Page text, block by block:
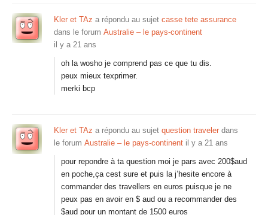
Kler et TAz a répondu au sujet casse tete assurance
dans le forum Australie – le pays-continent
il y a 21 ans
oh la wosho je comprend pas ce que tu dis.
peux mieux texprimer.
merki bcp
Kler et TAz a répondu au sujet question traveler dans
le forum Australie – le pays-continent il y a 21 ans
pour repondre à ta question moi je pars avec 200$aud
en poche,ça cest sure et puis la j’hesite encore à
commander des travellers en euros puisque je ne
peux pas en avoir en $ aud ou a recommander des
$aud pour un montant de 1500 euros